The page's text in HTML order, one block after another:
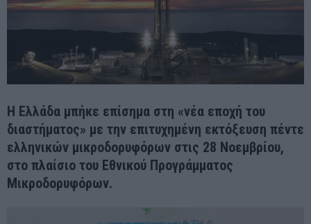
Η Ελλάδα μπήκε επίσημα στη «νέα εποχή του
διαστήματος» με την επιτυχημένη εκτόξευση πέντε
ελληνικών μικροδορυφόρων στις 28 Νοεμβρίου,
στο πλαίσιο του Εθνικού Προγράμματος
Μικροδορυφόρων.